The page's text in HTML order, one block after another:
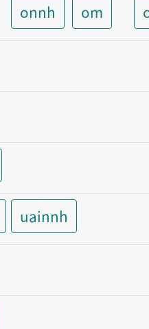
onnh om
uainnh